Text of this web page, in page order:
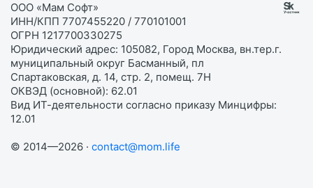
ООО «Мам Софт»
ИНН/КПП 7707455220 / 770101001
ОГРН 1217700330275
Юридический адрес: 105082, Город Москва, вн.тер.г.
муниципальный округ Басманный, пл
Спартаковская, д. 14, стр. 2, помещ. 7Н
ОКВЭД (основной): 62.01
Вид ИТ-деятельности согласно приказу Минцифры:
12.01
© 2014—2026 · contact@mom.life